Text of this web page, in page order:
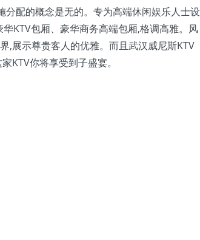
分配的概念是无的。专为高端休闲娱乐人士设
KTV包厢、豪华商务高端包厢,格调高雅。风
,展示尊贵客人的优雅。而且武汉威尼斯KTV
KTV你将享受到子盛宴。